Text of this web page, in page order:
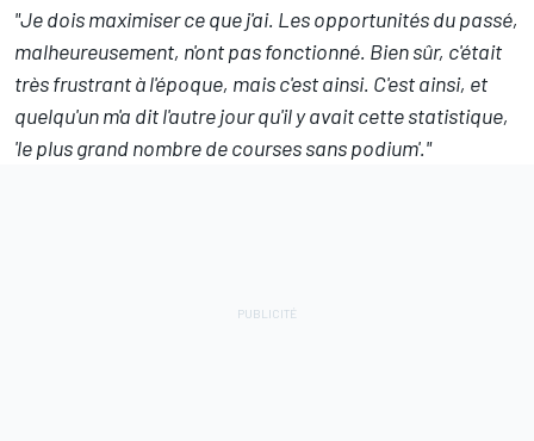
"Je dois maximiser ce que j'ai. Les opportunités du passé,
malheureusement, n'ont pas fonctionné. Bien sûr, c'était
très frustrant à l'époque, mais c'est ainsi. C'est ainsi, et
quelqu'un m'a dit l'autre jour qu'il y avait cette statistique,
'le plus grand nombre de courses sans podium'."